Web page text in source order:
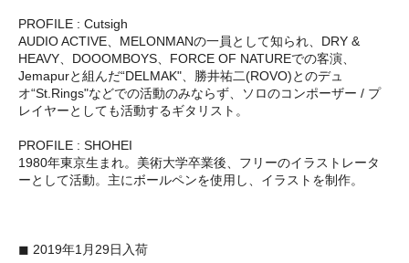
PROFILE : Cutsigh
AUDIO ACTIVE、MELONMANの一員として知られ、DRY &
HEAVY、DOOOMBOYS、FORCE OF NATUREでの客演、
Jemapurと組んだ“DELMAK"、勝井祐二(ROVO)とのデュ
オ“St.Rings"などでの活動のみならず、ソロのコンポーザー / プ
レイヤーとしても活動するギタリスト。
PROFILE : SHOHEI
1980年東京生まれ。美術大学卒業後、フリーのイラストレータ
ーとして活動。主にボールペンを使用し、イラストを制作。
◼ 2019年1月29日入荷